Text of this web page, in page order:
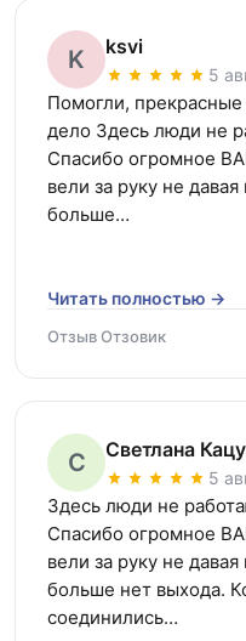
K ksvi
5
Помогли,
дело Здесь люди не
Спасибо огромное
вели за руку не
больше…
Читать полностью →
Отзыв Отзовик
С Светлана
5
Здесь люди не
Спасибо огромное
вели за руку не
больше нет выхода.
соединились…